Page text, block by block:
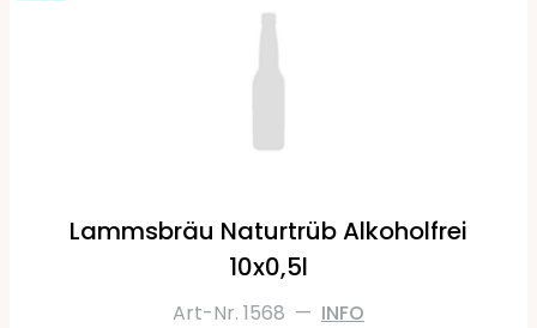
Lammsbräu Naturtrüb Alkoholfrei
10x0,5l
Art-Nr. 1568 — INFO